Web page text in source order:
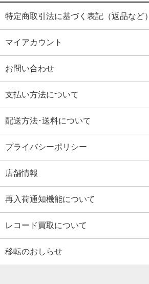
特定商取引法に基づく表記（返品など）
マイアカウント
お問い合わせ
支払い方法について
配送方法･送料について
プライバシーポリシー
店舗情報
再入荷通知機能について
レコード買取について
移転のおしらせ